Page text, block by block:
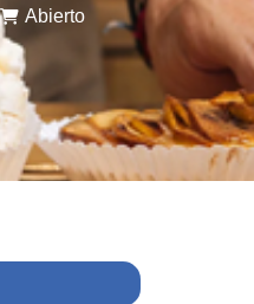
Abierto